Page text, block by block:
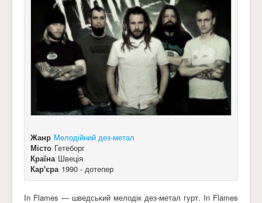
Жанр Мелодійний дез-метал
Місто Гетеборг
Країна Швеція
Кар'єра 1990 - дотепер
In Flames — шведський мелодік дез-метал гурт. In Flames